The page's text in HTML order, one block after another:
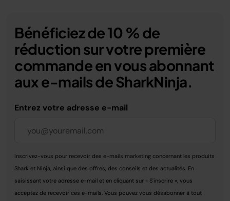
Bénéficiez de 10 % de
réduction sur votre première
commande en vous abonnant
aux e-mails de SharkNinja.
Entrez votre adresse e-mail
Inscrivez-vous pour recevoir des e-mails marketing concernant les produits
Shark et Ninja, ainsi que des offres, des conseils et des actualités. En
saisissant votre adresse e-mail et en cliquant sur « S'inscrire », vous
acceptez de recevoir ces e-mails. Vous pouvez vous désabonner à tout